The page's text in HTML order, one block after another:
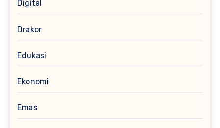
Digital
Drakor
Edukasi
Ekonomi
Emas